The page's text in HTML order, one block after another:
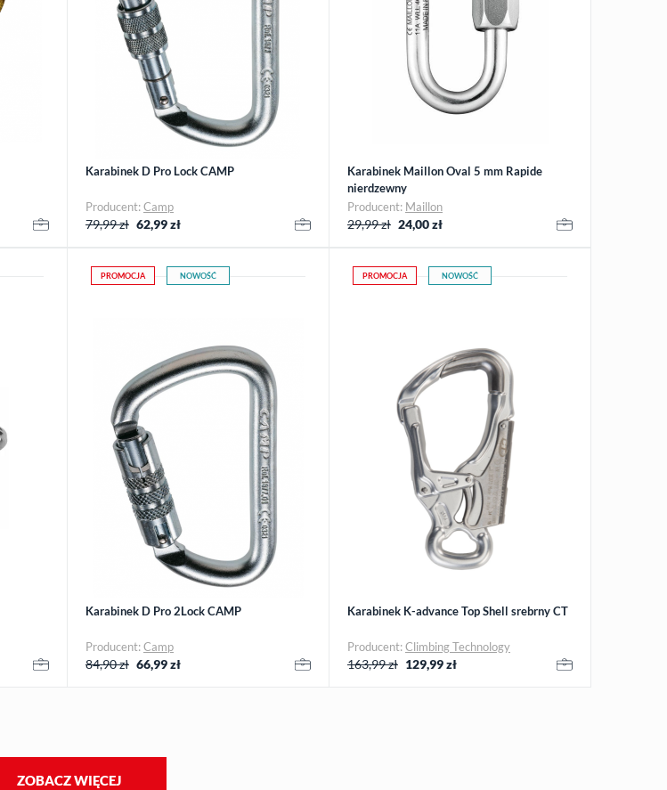
Karabinek D Pro Lock CAMP
Producent:Camp
79,99 zł 62,99zł
Karabinek Maillon Oval 5 mm Rapide
nierdzewny
Producent: Maillon
29,99 zł 24,00zł
PROMOCJA NOWOŚĆ
Karabinek D Pro 2Lock CAMP
Producent:Camp
84,90 zł 66,99zł
PROMOCJA NOWOŚĆ
Karabinek K-advance Top Shell srebrny CT
Producent:Climbing Technology
163,99 zł 129,99zł
ZOBACZ WIĘCEJ